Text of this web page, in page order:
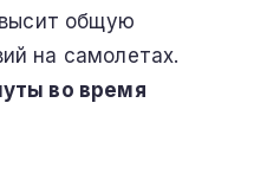
общую
на самолетах.
во время